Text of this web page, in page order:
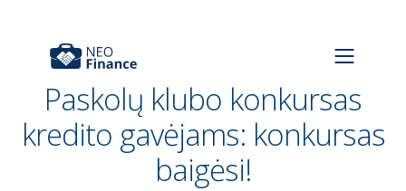
Paskolų klubo konkursas
kredito gavėjams: konkursas
baigėsi!